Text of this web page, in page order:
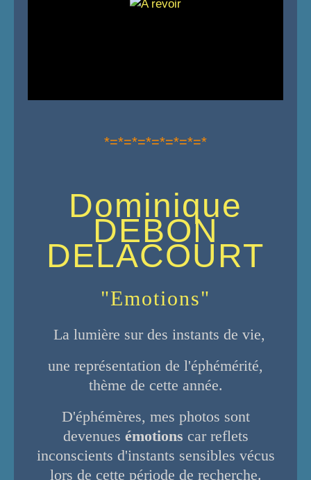
*=*=*=*=*=*=*=*
Dominique
DEBON
DELACOURT
"Emotions"
La lumière sur des instants de vie,
une représentation de l'éphémérité,
thème de cette année.
D'éphémères, mes photos sont
devenues émotions car reflets
inconscients d'instants sensibles vécus
lors de cette période de recherche.